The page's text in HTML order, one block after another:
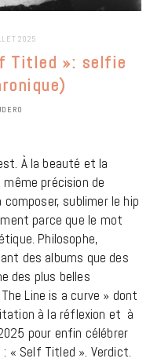
2025
Titled »: selfie
À la beauté et la
précision de
sublimer le hip
parce que le mot
Philosophe,
des albums que des
des plus belles
Line is a curve » dont
à la réflexion et à
pour enfin célébrer
« Self Titled ». Verdict.